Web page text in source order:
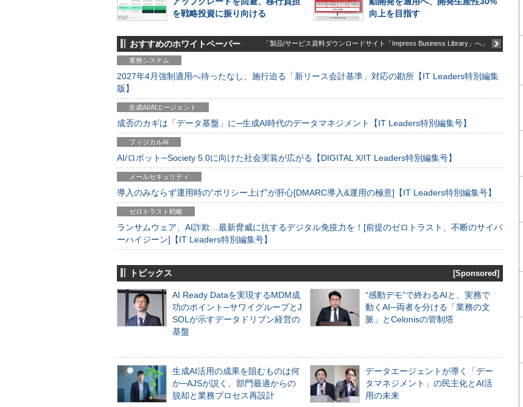
を戦略投資に振り向ける
向上を目指す
おすすめのホワイトペーパー 「製品/サービス資料ダウンロードサイト「Impress Business Library」へ」
業務システム
2027年4月強制適用へ待ったなし、施行迫る「新リース会計基準」対応の勘所【IT Leaders特別編集
版】
生成AI/AIエージェント
成否のカギは「データ基盤」に─生成AI時代のデータマネジメント【IT Leaders特別編集号】
フィジカルAI
AI/ロボット─Society 5.0に向けた社会実装が広がる【DIGITAL X/IT Leaders特別編集号】
メールセキュリティ
導入のみならず運用時の“ポリシー上げ”が肝心[DMARC導入&運用の極意]【IT Leaders特別編集号】
ゼロトラスト戦略
ランサムウェア、AI詐欺…最新脅威に抗するデジタル免疫力を！[前提のゼロトラスト、不断のサイバ
ーハイジーン]【IT Leaders特別編集号】
トピックス [Sponsored]
AI Ready Dataを実現するMDM成
功のポイント─サワイグループとJ
SOLが示すデータドリブン経営の
基盤
“感動デモ”で終わるAIと、実務で
動くAI─両者を分ける「業務の文
脈」とCelonisの管制塔
生成AI活用の成果を阻むものは何
か─AJSが説く、部門最適からの
脱却と業務プロセス再設計
データエージェントが導く「デー
タマネジメント」の民主化とAI活
用の未来